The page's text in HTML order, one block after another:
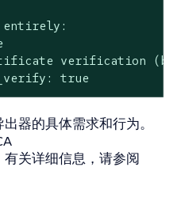
verification
true
器的具体需求和行为。
关详细信息，请参阅